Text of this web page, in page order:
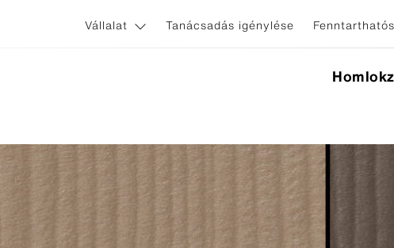
Vállalat Tanácsadás igénylése
Zastosowania i systemy
Nem látszó homlokzati rögzítőelemek
Látszó homlokzati rögzítőelemek